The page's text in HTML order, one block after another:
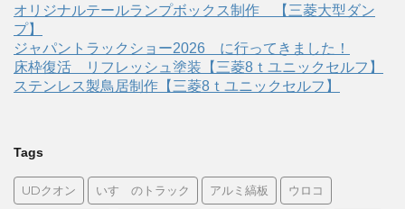
オリジナルテールランプボックス制作 【三菱大型ダン
プ】
ジャパントラックショー2026 に行ってきました！
床枠復活 リフレッシュ塗装【三菱8ｔユニックセルフ】
ステンレス製鳥居制作【三菱8ｔユニックセルフ】
Tags
UDクオン いすゞのトラック アルミ縞板 ウロコ